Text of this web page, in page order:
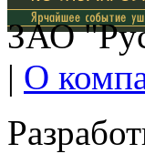
ЗАО
| О